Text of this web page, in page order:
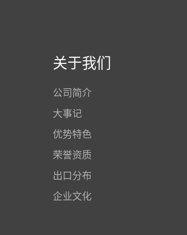
关于我们
公司简介
大事记
优势特色
荣誉资质
出口分布
企业文化